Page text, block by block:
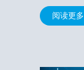
阅读更多